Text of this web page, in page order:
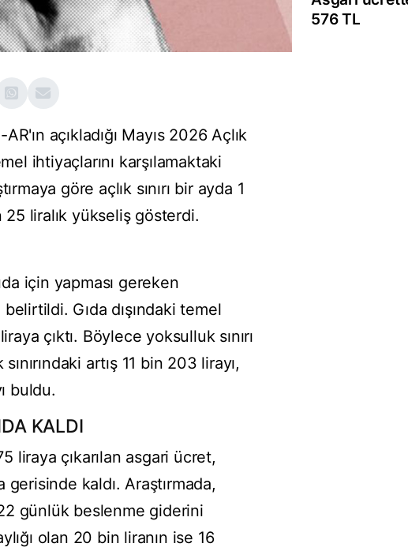
açıkladığı Mayıs 2026 Açlık
ihtiyaçlarını karşılamaktaki
göre açlık sınırı bir ayda 1
25 liralık yükseliş gösterdi.
için yapması gereken
Gıda dışındaki temel
çıktı. Böylece yoksulluk sınırı
artış 11 bin 203 lirayı,
buldu.
KALDI
liraya çıkarılan asgari ücret,
gerisinde kaldı. Araştırmada,
günlük beslenme giderini
olan 20 bin liranın ise 16
576 TL